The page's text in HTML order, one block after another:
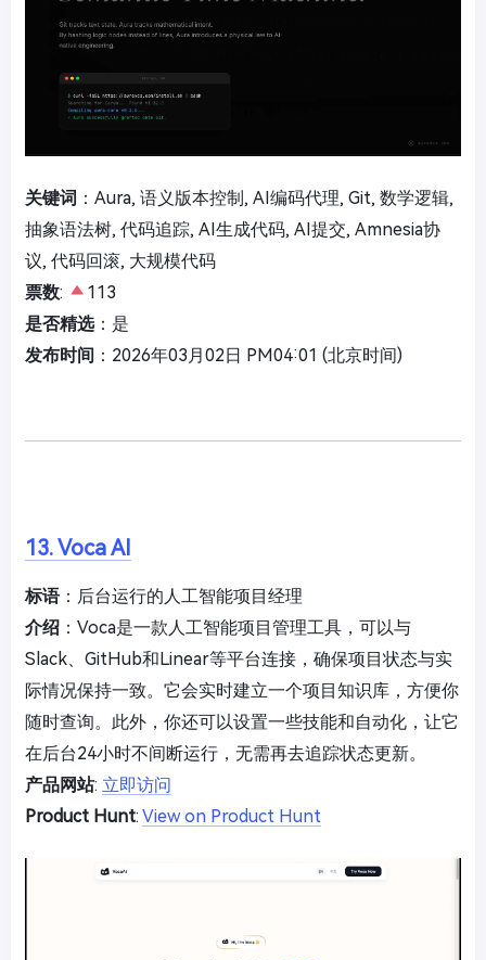
关键词 ：Aura, 语义版本控制, AI编码代理, Git, 数学逻辑,
抽象语法树, 代码追踪, AI生成代码, AI提交, Amnesia协
议, 代码回滚, 大规模代码
票数:
113
是否精选：是
发布时间 ：2026年03月02日 PM04:01 (北京时间)
13. Voca AI
标语：后台运行的人工智能项目经理
介绍 ：Voca是一款人工智能项目管理工具，可以与
Slack、GitHub和Linear等平台连接，确保项目状态与实
际情况保持一致。它会实时建立一个项目知识库，方便你
随时查询。此外，你还可以设置一些技能和自动化，让它
在后台24小时不间断运行，无需再去追踪状态更新。
产品网站: 立即访问
Product Hunt: View on Product Hunt